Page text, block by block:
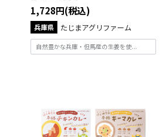
1,728円(税込)
兵庫県 たじまアグリファーム
自然豊かな兵庫・但馬産の生姜を使...